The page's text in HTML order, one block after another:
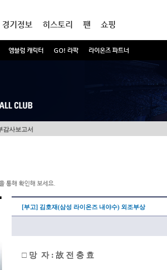
엠블럼 캐릭터 GO! 라팍 라이온즈 파트너
경기정보 히스토리 팬 쇼핑
감사보고서
통해 확인해 보세요.
[부고] 김호재(삼성 라이온즈 내야수) 외조부상
□ 망 자 : 故 전 충 효